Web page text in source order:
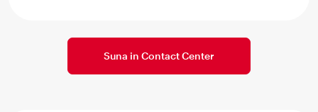
Suna in Contact Center